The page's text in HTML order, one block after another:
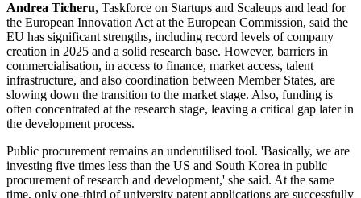
Andrea Ticheru, Taskforce on Startups and Scaleups and lead for
the European Innovation Act at the European Commission, said the
EU has significant strengths, including record levels of company
creation in 2025 and a solid research base. However, barriers in
commercialisation, in access to finance, market access, talent
infrastructure, and also coordination between Member States, are
slowing down the transition to the market stage. Also, funding is
often concentrated at the research stage, leaving a critical gap later in
the development process.
Public procurement remains an underutilised tool. 'Basically, we are
investing five times less than the US and South Korea in public
procurement of research and development,' she said. At the same
time, only one-third of university patent applications are successfully